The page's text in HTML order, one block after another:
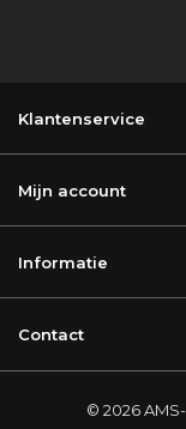
Klantenservice
Mijn account
Informatie
Contact
© 2026